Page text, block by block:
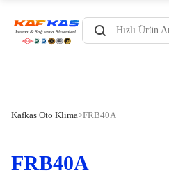
Products
search
Kafkas Oto Klima>FRB40A
FRB40A